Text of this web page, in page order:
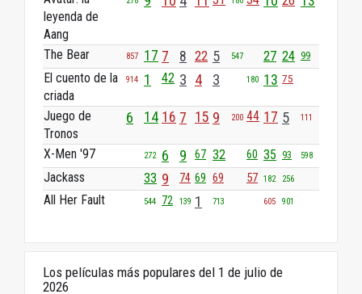
leyenda de
Aang
The Bear 857 17 7 8 22 5 547 27 24 99
El cuento de la
criada
914 1 42 3 4 3 180 13 75
Juego de
Tronos
6 14 16 7 15 9 200 44 17 5 111
X-Men '97 272 6 9 67 32 60 35 93 598
Jackass 33 9 74 69 69 57 182 256
All Her Fault 544 72 139 1 713 605 901
Los películas más populares del 1 de julio de
2026